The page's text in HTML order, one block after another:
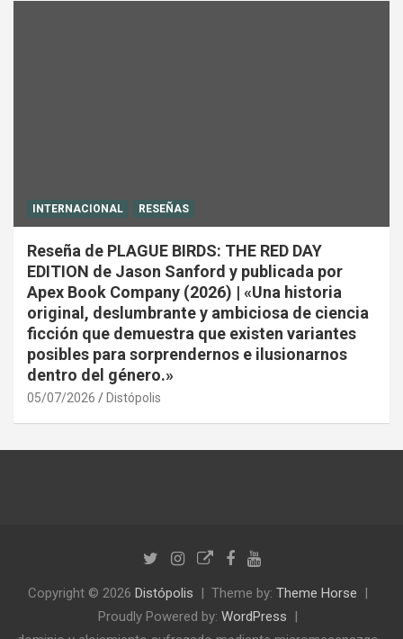
INTERNACIONAL RESEÑAS
Reseña de PLAGUE BIRDS: THE RED DAY
EDITION de Jason Sanford y publicada por
Apex Book Company (2026) | «Una historia
original, deslumbrante y ambiciosa de ciencia
ficción que demuestra que existen variantes
posibles para sorprendernos e ilusionarnos
dentro del género.»
05/07/2026 Distópolis
Copyright © 2026 Distópolis Theme by: Theme Horse
Proudly Powered by: WordPress